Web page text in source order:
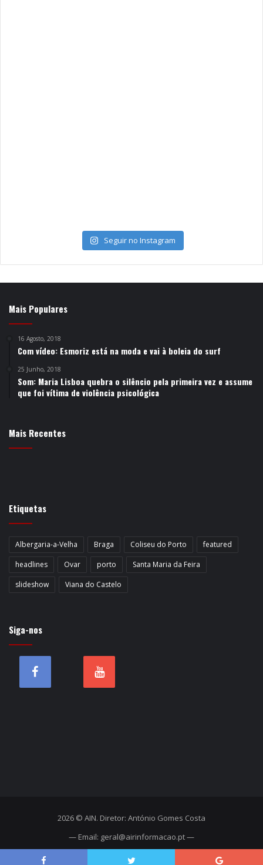
Seguir no Instagram
Mais Populares
16 Agosto, 2018
Com vídeo: Esmoriz está na moda e vai à boleia do surf
25 Junho, 2018
Som: Maria Lisboa quebra o silêncio pela primeira vez e assume
que foi vítima de violência psicológica
Mais Recentes
Etiquetas
Albergaria-a-Velha Braga Coliseu do Porto
featured
headlines
Ovar porto
Santa Maria da Feira
slideshow
Viana do Castelo
Siga-nos
2026 © AIN. Diretor: António Gomes Costa
— Email: geral@airinformacao.pt —
Início
Ficha técnica Contactos